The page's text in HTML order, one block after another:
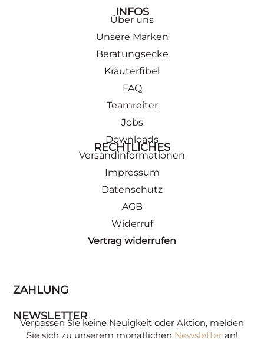
INFOS
Über uns
Unsere Marken
Beratungsecke
Kräuterfibel
FAQ
Teamreiter
Jobs
Downloads
RECHTLICHES
Versandinformationen
Impressum
Datenschutz
AGB
Widerruf
Vertrag widerrufen
ZAHLUNG
NEWSLETTER
Verpassen Sie keine Neuigkeit oder Aktion, melden
Sie sich zu unserem monatlichen Newsletteran!